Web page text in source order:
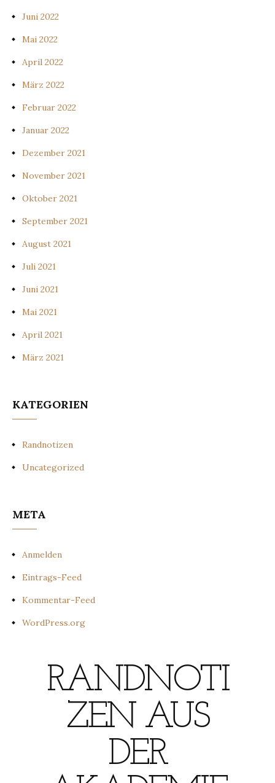
Juni 2022
Mai 2022
April 2022
März 2022
Februar 2022
Januar 2022
Dezember 2021
November 2021
Oktober 2021
September 2021
August 2021
Juli 2021
Juni 2021
Mai 2021
April 2021
März 2021
KATEGORIEN
Randnotizen
Uncategorized
META
Anmelden
Eintrags-Feed
Kommentar-Feed
WordPress.org
RANDNOTI
ZEN AUS
DER